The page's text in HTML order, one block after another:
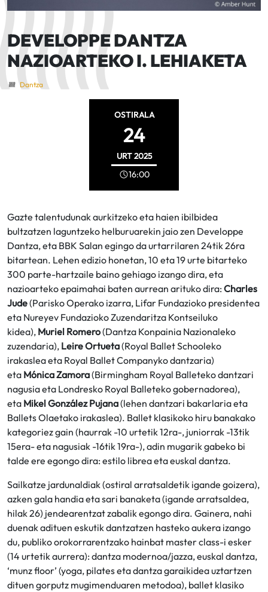
DEVELOPPE DANTZA
NAZIOARTEKO I. LEHIAKETA
Dantza
OSTIRALA
24
URT2025
16:00
Gazte talentudunak aurkitzeko eta haien ibilbidea
bultzatzen laguntzeko helburuarekin jaio zen Developpe
Dantza, eta BBK Salan egingo da urtarrilaren 24tik 26ra
bitartean. Lehen edizio honetan, 10 eta 19 urte bitarteko
300 parte-hartzaile baino gehiago izango dira, eta
nazioarteko epaimahai baten aurrean arituko dira: Charles
Jude(Parisko Operako izarra, Lifar Fundazioko presidentea
eta Nureyev Fundazioko Zuzendaritza Kontseiluko
kidea), Muriel Romero(Dantza Konpainia Nazionaleko
zuzendaria), Leire Ortueta(Royal Ballet Schooleko
irakaslea eta Royal Ballet Companyko dantzaria)
eta Mónica Zamora(Birmingham Royal Balleteko dantzari
nagusia eta Londresko Royal Balleteko gobernadorea),
eta Mikel González Pujana(lehen dantzari bakarlaria eta
Ballets Olaetako irakaslea). Ballet klasikoko hiru banakako
kategoriez gain (haurrak -10 urtetik 12ra-, juniorrak -13tik
15era- eta nagusiak -16tik 19ra-), adin mugarik gabeko bi
talde ere egongo dira: estilo librea eta euskal dantza.
Sailkatze jardunaldiak (ostiral arratsaldetik igande goizera),
azken gala handia eta sari banaketa (igande arratsaldea,
hilak 26) jendearentzat zabalik egongo dira. Gainera, nahi
duenak adituen eskutik dantzatzen hasteko aukera izango
du, publiko orokorrarentzako hainbat master class-i esker
(14 urtetik aurrera): dantza modernoa/jazza, euskal dantza,
‘munz floor’ (yoga, pilates eta dantza garaikidea uztartzen
dituen gorputz mugimenduaren metodoa), ballet klasiko